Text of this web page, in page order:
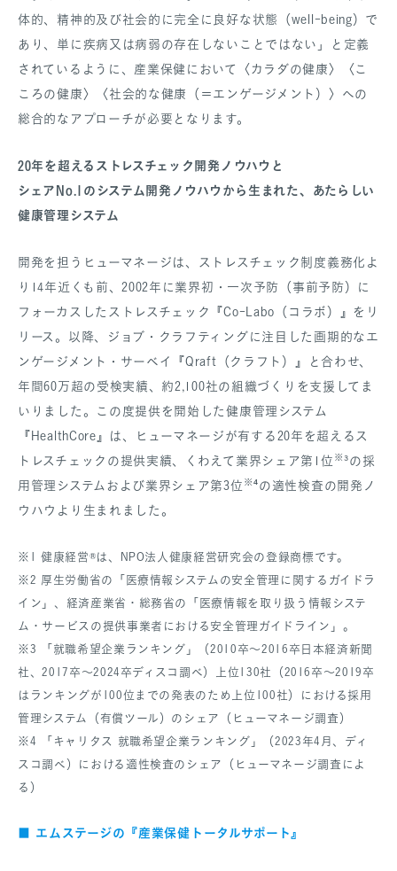
体的、精神的及び社会的に完全に良好な状態（well-being）で
あり、単に疾病又は病弱の存在しないことではない」と定義
されているように、産業保健において〈カラダの健康〉〈こ
ころの健康〉〈社会的な健康（＝エンゲージメント）〉への
総合的なアプローチが必要となります。
20年を超えるストレスチェック開発ノウハウと
シェアNo.1のシステム開発ノウハウから生まれた、あたらしい
健康管理システム
開発を担うヒューマネージは、ストレスチェック制度義務化よ
り14年近くも前、2002年に業界初・一次予防（事前予防）に
フォーカスしたストレスチェック『Co-Labo（コラボ）』をリ
リース。以降、ジョブ・クラフティングに注目した画期的なエ
ンゲージメント・サーベイ『Qraft（クラフト）』と合わせ、
年間60万超の受検実績、約2,100社の組織づくりを支援してま
いりました。この度提供を開始した健康管理システム
『HealthCore』は、ヒューマネージが有する20年を超えるス
トレスチェックの提供実績、くわえて業界シェア第1位 ※³の採
用管理システムおよび業界シェア第3位 ※⁴の適性検査の開発ノ
ウハウより生まれました。
※1 健康経営®は、NPO法人健康経営研究会の登録商標です。
※2 厚生労働省の「医療情報システムの安全管理に関するガイドラ
イン」、経済産業省・総務省の「医療情報を取り扱う情報システ
ム・サービスの提供事業者における安全管理ガイドライン」。
※3 「就職希望企業ランキング」（2010卒～2016卒日本経済新聞
社、2017卒～2024卒ディスコ調べ）上位130社（2016卒～2019卒
はランキングが100位までの発表のため上位100社）における採用
管理システム（有償ツール）のシェア（ヒューマネージ調査）
※4 「キャリタス 就職希望企業ランキング」（2023年4月、ディ
スコ調べ）における適性検査のシェア（ヒューマネージ調査によ
る）
■ エムステージの『産業保健トータルサポート』